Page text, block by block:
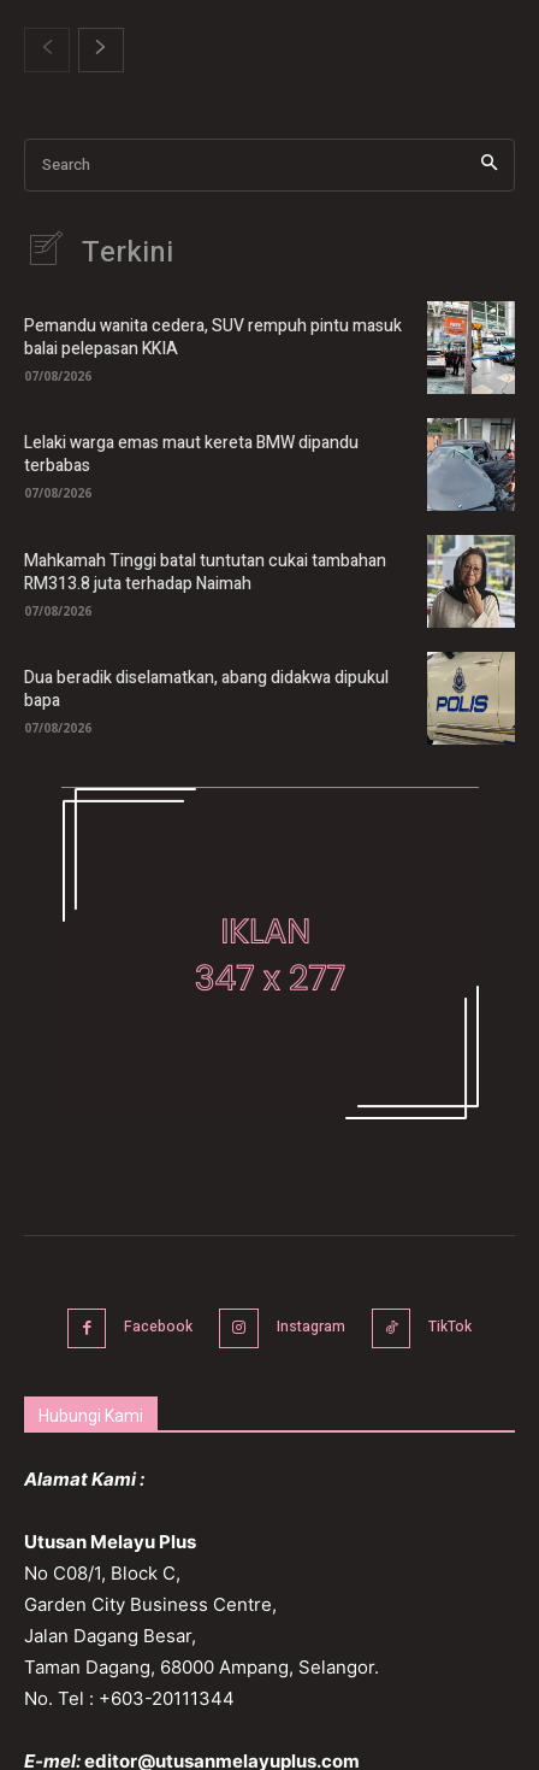
Search
Terkini
Pemandu wanita cedera, SUV rempuh pintu masuk
balai pelepasan KKIA
07/08/2026
Lelaki warga emas maut kereta BMW dipandu
terbabas
07/08/2026
Mahkamah Tinggi batal tuntutan cukai tambahan
RM313.8 juta terhadap Naimah
07/08/2026
Dua beradik diselamatkan, abang didakwa dipukul
bapa
07/08/2026
Facebook Instagram TikTok
Hubungi Kami
Alamat Kami :
Utusan Melayu Plus
No C08/1, Block C,
Garden City Business Centre,
Jalan Dagang Besar,
Taman Dagang, 68000 Ampang, Selangor.
No. Tel : +603-20111344
E-mel:editor@utusanmelayuplus.com